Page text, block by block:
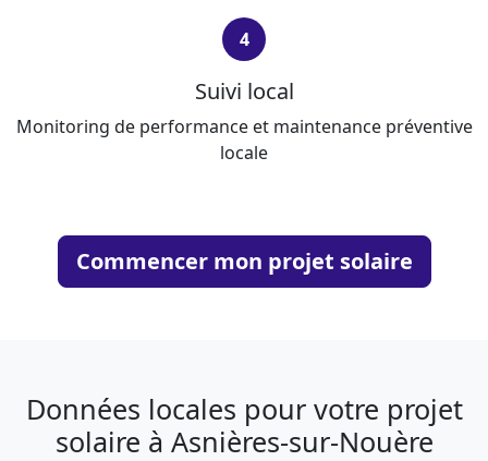
4
Suivi local
Monitoring de performance et maintenance préventive
locale
Commencer mon projet solaire
Données locales pour votre projet
solaire à Asnières-sur-Nouère